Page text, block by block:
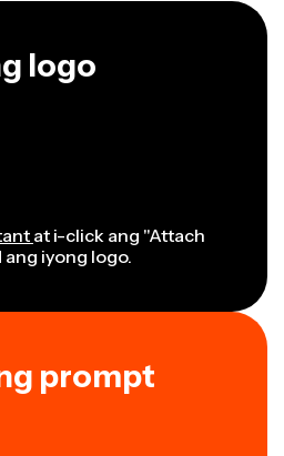
logo
at i-click ang "Attach
iyong logo.
prompt